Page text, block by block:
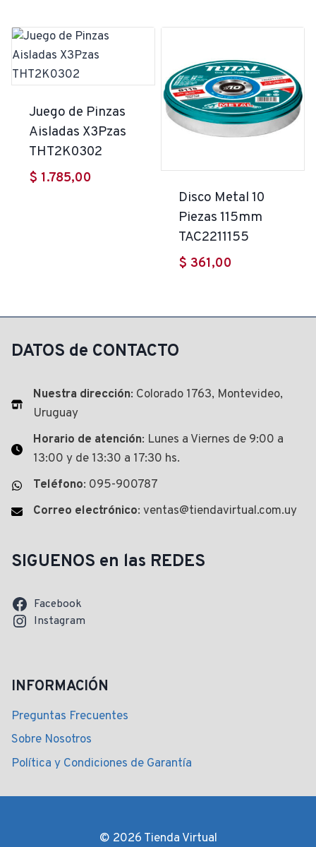
Juego de Pinzas
Aisladas X3Pzas
THT2K0302
$ 1.785,00
Disco Metal 10
Piezas 115mm
TAC2211155
$ 361,00
DATOS de CONTACTO
Nuestra dirección: Colorado 1763, Montevideo,
Uruguay
Horario de atención: Lunes a Viernes de 9:00 a
13:00 y de 13:30 a 17:30 hs.
Teléfono: 095-900787
Correo electrónico: ventas@tiendavirtual.com.uy
SIGUENOS en las REDES
Facebook
Instagram
INFORMACIÓN
Preguntas Frecuentes
Sobre Nosotros
Política y Condiciones de Garantía
© 2026 Tienda Virtual